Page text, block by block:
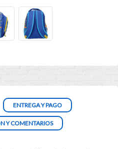
ENTREGA Y PAGO
Y COMENTARIOS